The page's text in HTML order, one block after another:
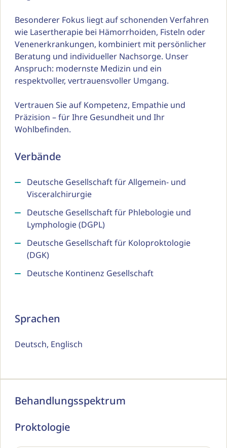
Besonderer Fokus liegt auf schonenden Verfahren
wie Lasertherapie bei Hämorrhoiden, Fisteln oder
Venenerkrankungen, kombiniert mit persönlicher
Beratung und individueller Nachsorge. Unser
Anspruch: modernste Medizin und ein
respektvoller, vertrauensvoller Umgang.
Vertrauen Sie auf Kompetenz, Empathie und
Präzision – für Ihre Gesundheit und Ihr
Wohlbefinden.
Verbände
Deutsche Gesellschaft für Allgemein- und
Visceralchirurgie
Deutsche Gesellschaft für Phlebologie und
Lymphologie (DGPL)
Deutsche Gesellschaft für Koloproktologie
(DGK)
Deutsche Kontinenz Gesellschaft
Sprachen
Deutsch, Englisch
Behandlungsspektrum
Proktologie